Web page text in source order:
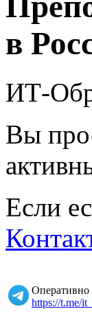
в
ИТ-
Вы
Если
Оперативно
https://t.me/